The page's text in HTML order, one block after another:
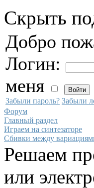
Скрыть
Добро
Логин:
меня
Забыли пароль? Забыли
Форум
Главный раздел
Играем на синтезаторе
Сбивки между
Решаем
или